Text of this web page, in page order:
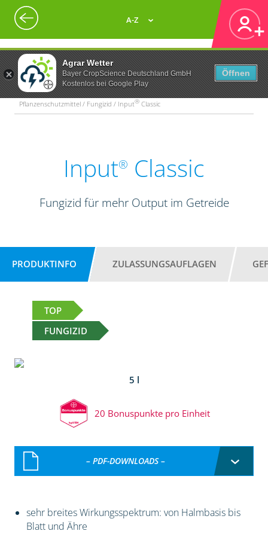
Agrar Wetter
Bayer CropScience Deutschland GmbH
Kostenlos bei Google Play
Öffnen
A-Z
Pflanzenschutzmittel / Fungizid / Input® Classic
Input® Classic
Fungizid für mehr Output im Getreide
PRODUKTINFO ZULASSUNGSAUFLAGEN
TOP
FUNGIZID
5 l
20 Bonuspunkte pro Einheit
– PDF-DOWNLOADS –
sehr breites Wirkungsspektrum: von Halmbasis bis
Blatt und Ähre